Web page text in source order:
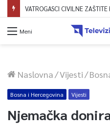
Meni
Naslovna/Vijesti/
Bosna i Hercegovina Vijesti
Njemačka